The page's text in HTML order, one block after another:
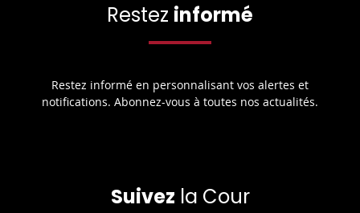
Restez informé
Restez informé en personnalisant vos alertes et
notifications. Abonnez-vous à toutes nos actualités.
Suivez la Cour